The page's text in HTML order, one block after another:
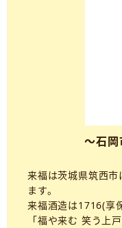
～石
来福は茨城県筑西
ます。
来福酒造は1716(享
「福や来む 笑う上